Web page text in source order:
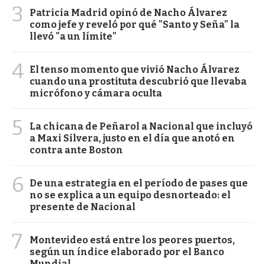
3
Patricia Madrid opinó de Nacho Álvarez
como jefe y reveló por qué "Santo y Seña" la
llevó "a un límite"
4 El tenso momento que vivió Nacho Álvarez
cuando una prostituta descubrió que llevaba
micrófono y cámara oculta
5
La chicana de Peñarol a Nacional que incluyó
a Maxi Silvera, justo en el día que anotó en
contra ante Boston
6
De una estrategia en el período de pases que
no se explica a un equipo desnorteado: el
presente de Nacional
7
Montevideo está entre los peores puertos,
según un índice elaborado por el Banco